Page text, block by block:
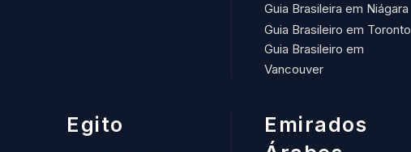
Guia Brasileira em Niágara
Guia Brasileiro em Toronto
Guia Brasileiro em
Vancouver
Egito
Emirados